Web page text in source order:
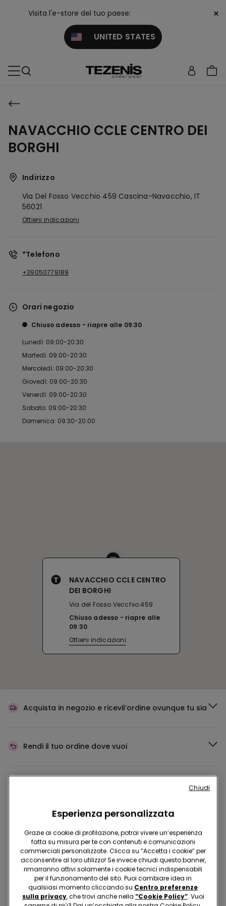
Visita l'e-store del tuo paese:
UNITED STATES
×
NAVACCHIO CCLE CENTRO DEI
BORGHI
Indirizzo
Via Del Fosso Vecchio 459 Cascina-Navacchio, IT
56021
Ottieni indicazioni
*Telefono
+39050779189
Orari negozio
Chiuso adesso riapre alle 09:30
Lunedì: 09:00-20:30
Martedì: 09:00-20:30
Mercoledì: 09:00-20:30
Giovedì: 09:00-20:30
Venerdì: 09:00-20:30
Sabato: 09:00-20:30
Domenica: 09:30-20:00
NAVACCHIO CCLE CENTRO
DEI BORGHI
Via del Fosso Vecchio 459
Chiuso adesso
riapre alle
09:30
Ottieni indicazioni
Acquista in negozio e ricevil’ordine ovunque tu sia
Rendi il tuo ordine dove vuoi
Hai domande sulle misure di sicurezza nei nostri store?
Leggi le nostre FAQ
Esperienza personalizzata
Grazie ai cookie di profilazione, potrai vivere un’esperienza
fatta su misura per te con contenuti e comunicazioni
commerciali personalizzate. Clicca su “Accetta i cookie” per
acconsentire al loro utilizzo! Se invece chiudi questo banner,
rimarranno attivi solamente i cookie tecnici indispensabili
per il funzionamento del sito. Puoi cambiare idea in
qualsiasi momento cliccando su Centro preferenze
sulla privacy, che trovi anche nella “Cookie Policy”. Vuoi
Chiudi